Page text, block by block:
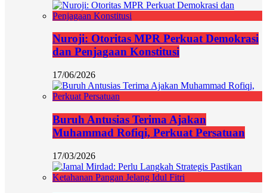
Nuroji: Otoritas MPR Perkuat Demokrasi
dan Penjagaan Konstitusi
17/06/2026
Buruh Antusias Terima Ajakan
Muhammad Rofiqi, Perkuat Persatuan
17/03/2026